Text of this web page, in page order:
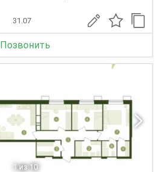
31.07
Позвонить
1 из 10